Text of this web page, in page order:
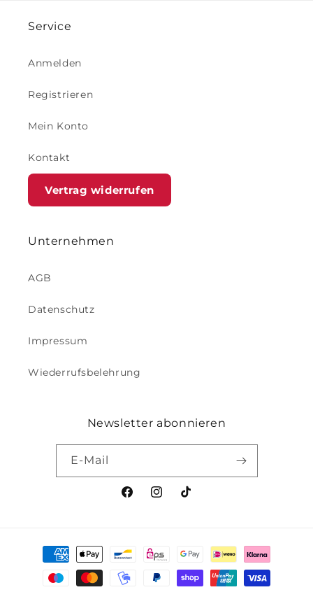
Service
Anmelden
Registrieren
Mein Konto
Kontakt
Vertrag widerrufen
Unternehmen
AGB
Datenschutz
Impressum
Wiederrufsbelehrung
Newsletter abonnieren
E-Mail
FacebookInstagram
TikTok
Zahlungsmethoden